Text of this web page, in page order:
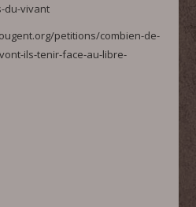
du-vivant
petitions/combien-de-
ils-tenir-face-au-libre-